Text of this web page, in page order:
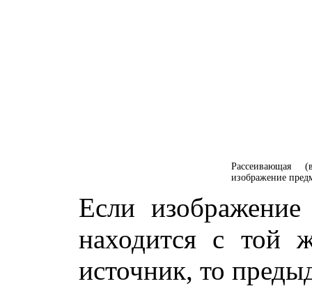
Рассеивающая
изображение
Если
находится с той
источник, то